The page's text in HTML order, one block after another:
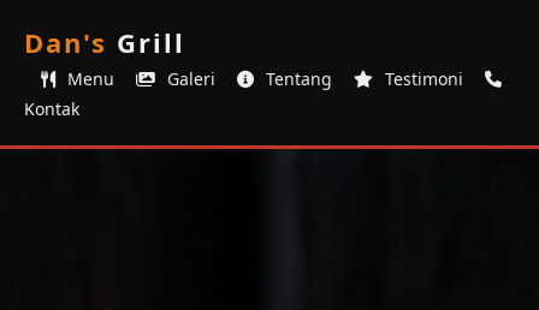
Dan's Grill
Menu Galeri Tentang
Testimoni
Kontak